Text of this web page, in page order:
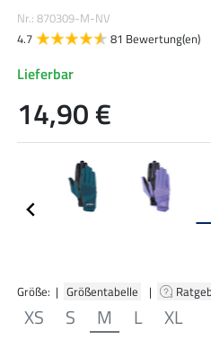
Größe: | Größentabelle |
XS S M L XL
Nr.: 870309-M-NV
4.7
81 Bewertung(en)
Lieferbar
14,90 €